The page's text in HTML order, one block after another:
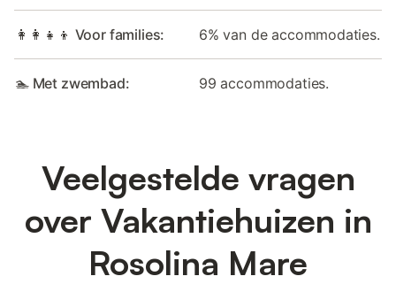
👩‍👩‍👧‍👦 Voor families: 6% van de accommodaties.
🏊 Met zwembad: 99 accommodaties.
Veelgestelde vragen
over Vakantiehuizen in
Rosolina Mare